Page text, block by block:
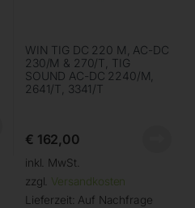
WIN TIG DC 220 M, AC-DC
230/M & 270/T, TIG
SOUND AC-DC 2240/M,
2641/T, 3341/T
€ 162,00
inkl. MwSt.
zzgl. Versandkosten
Lieferzeit: Auf Nachfrage